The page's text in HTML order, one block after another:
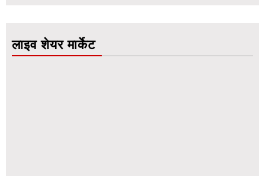
लाइव शेयर मार्केट